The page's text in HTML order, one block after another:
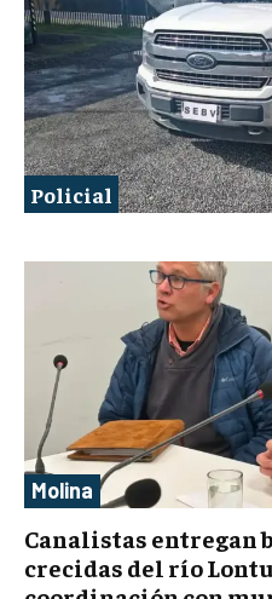
Policial
Molina
Canalistas entregan
crecidas del río